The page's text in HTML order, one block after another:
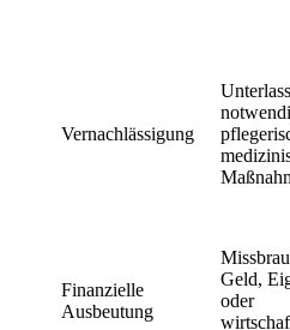
Vernachlässigung
Finanzielle
Ausbeutung
Geld,
oder